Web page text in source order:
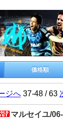
価格順
ジへ37-48 / 63
マルセイユ/